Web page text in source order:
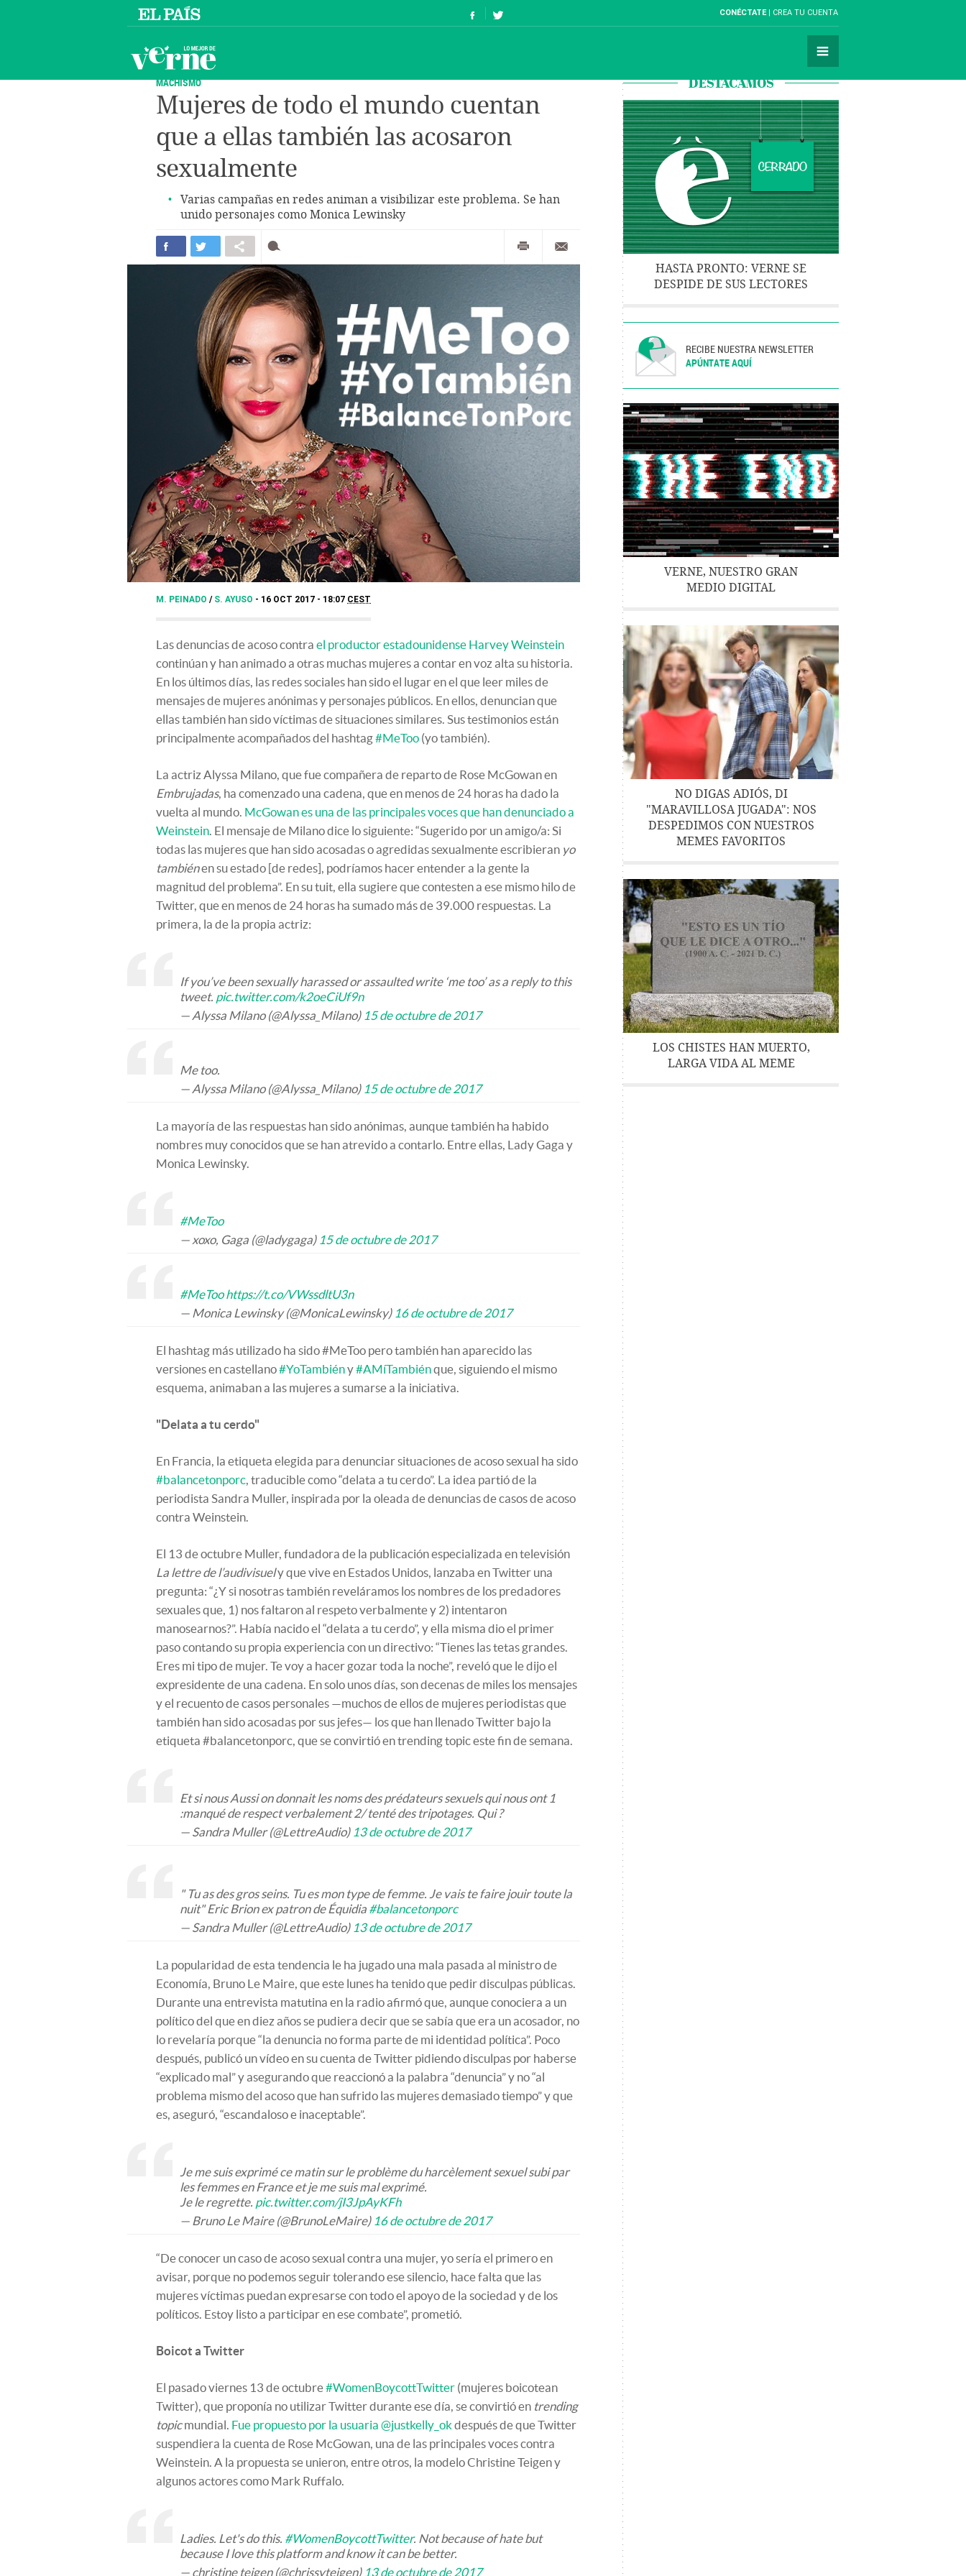
CONÉCTATE CREA TU CUENTA
MACHISMO
Mujeres de todo el mundo cuentan
que a ellas también las acosaron
sexualmente
Varias campañas en redes animan a visibilizar este problema. Se han
unido personajes como Monica Lewinsky
M. PEINADO / S. AYUSO 16 OCT 2017 - 18:07 CEST
Las denuncias de acoso contra el productor estadounidense Harvey Weinstein
continúan y han animado a otras muchas mujeres a contar en voz alta su historia.
En los últimos días, las redes sociales han sido el lugar en el que leer miles de
mensajes de mujeres anónimas y personajes públicos. En ellos, denuncian que
ellas también han sido víctimas de situaciones similares. Sus testimonios están
principalmente acompañados del hashtag#MeToo (yo también).
La actriz Alyssa Milano, que fue compañera de reparto de Rose McGowan en
Embrujadas, ha comenzado una cadena, que en menos de 24 horas ha dado la
vuelta al mundo. McGowan es una de las principales voces que han denunciado a
Weinstein. El mensaje de Milano dice lo siguiente: “Sugerido por un amigo/a: Si
todas las mujeres que han sido acosadas o agredidas sexualmente escribieran yo
tambiénen su estado [de redes], podríamos hacer entender a la gente la
magnitud del problema”. En su tuit, ella sugiere que contesten a ese mismo hilo de
Twitter, que en menos de 24 horas ha sumado más de 39.000 respuestas. La
primera, la de la propia actriz:
If you’ve been sexually harassed or assaulted write ‘me too’ as a reply to this
tweet. pic.twitter.com/k2oeCiUf9n
— Alyssa Milano (@Alyssa_Milano) 15 de octubre de 2017
Me too.
— Alyssa Milano (@Alyssa_Milano) 15 de octubre de 2017
La mayoría de las respuestas han sido anónimas, aunque también ha habido
nombres muy conocidos que se han atrevido a contarlo. Entre ellas, Lady Gaga y
Monica Lewinsky.
#MeToo
— xoxo, Gaga (@ladygaga) 15 de octubre de 2017
#MeToo https://t.co/VWssdltU3n
— Monica Lewinsky (@MonicaLewinsky) 16 de octubre de 2017
El hashtag más utilizado ha sido #MeToo pero también han aparecido las
versiones en castellano#YoTambiény#AMíTambiénque, siguiendo el mismo
esquema, animaban a las mujeres a sumarse a la iniciativa.
"Delata a tu cerdo"
En Francia, la etiqueta elegida para denunciar situaciones de acoso sexual ha sido
#balancetonporc, traducible como “delata a tu cerdo”. La idea partió de la
periodista Sandra Muller, inspirada por la oleada de denuncias de casos de acoso
contra Weinstein.
El 13 de octubre Muller, fundadora de la publicación especializada en televisión
La lettre de l’audivisuely que vive en Estados Unidos, lanzaba en Twitter una
pregunta: “¿Y si nosotras también reveláramos los nombres de los predadores
sexuales que, 1) nos faltaron al respeto verbalmente y 2) intentaron
manosearnos?”. Había nacido el “delata a tu cerdo”, y ella misma dio el primer
paso contando su propia experiencia con un directivo: “Tienes las tetas grandes.
Eres mi tipo de mujer. Te voy a hacer gozar toda la noche”, reveló que le dijo el
expresidente de una cadena. En solo unos días, son decenas de miles los mensajes
y el recuento de casos personales —muchos de ellos de mujeres periodistas que
también han sido acosadas por sus jefes— los que han llenado Twitter bajo la
etiqueta #balancetonporc, que se convirtió en trending topic este fin de semana.
Et si nous Aussi on donnait les noms des prédateurs sexuels qui nous ont 1
:manqué de respect verbalement 2/ tenté des tripotages. Qui ?
— Sandra Muller (@LettreAudio) 13 de octubre de 2017
" Tu as des gros seins. Tu es mon type de femme. Je vais te faire jouir toute la
nuit" Eric Brion ex patron de Équidia #balancetonporc
— Sandra Muller (@LettreAudio) 13 de octubre de 2017
La popularidad de esta tendencia le ha jugado una mala pasada al ministro de
Economía, Bruno Le Maire, que este lunes ha tenido que pedir disculpas públicas.
Durante una entrevista matutina en la radio afirmó que, aunque conociera a un
político del que en diez años se pudiera decir que se sabía que era un acosador, no
lo revelaría porque “la denuncia no forma parte de mi identidad política”. Poco
después, publicó un vídeo en su cuenta de Twitter pidiendo disculpas por haberse
“explicado mal” y asegurando que reaccionó a la palabra “denuncia” y no “al
problema mismo del acoso que han sufrido las mujeres demasiado tiempo” y que
es, aseguró, “escandaloso e inaceptable”.
Je me suis exprimé ce matin sur le problème du harcèlement sexuel subi par
les femmes en France et je me suis mal exprimé.
Je le regrette. pic.twitter.com/jI3JpAyKFh
— Bruno Le Maire (@BrunoLeMaire) 16 de octubre de 2017
“De conocer un caso de acoso sexual contra una mujer, yo sería el primero en
avisar, porque no podemos seguir tolerando ese silencio, hace falta que las
mujeres víctimas puedan expresarse con todo el apoyo de la sociedad y de los
políticos. Estoy listo a participar en ese combate”, prometió.
Boicot a Twitter
El pasado viernes 13 de octubre#WomenBoycottTwitter (mujeres boicotean
Twitter), que proponía no utilizar Twitter durante ese día, se convirtió en trending
topicmundial. Fue propuesto por la usuaria @justkelly_okdespués de que Twitter
suspendiera la cuenta de Rose McGowan, una de las principales voces contra
Weinstein. A la propuesta se unieron, entre otros, la modelo Christine Teigen y
algunos actores como Mark Ruffalo.
Ladies. Let's do this. #WomenBoycottTwitter. Not because of hate but
because I love this platform and know it can be better.
— christine teigen (@chrissyteigen) 13 de octubre de 2017
DESTACAMOS
HASTA PRONTO: VERNE SE
DESPIDE DE SUS LECTORES
RECIBE NUESTRA NEWSLETTER
APÚNTATE AQUÍ
VERNE, NUESTRO GRAN
MEDIO DIGITAL
NO DIGAS ADIÓS, DI
"MARAVILLOSA JUGADA": NOS
DESPEDIMOS CON NUESTROS
MEMES FAVORITOS
LOS CHISTES HAN MUERTO,
LARGA VIDA AL MEME